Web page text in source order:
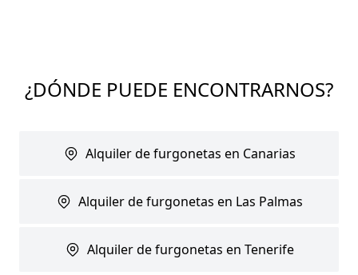
¿DÓNDE PUEDE ENCONTRARNOS?
Alquiler de furgonetas en Canarias
Alquiler de furgonetas en Las Palmas
Alquiler de furgonetas en Tenerife